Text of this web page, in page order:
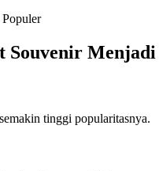
Souvenir
tinggi popularitasnya.